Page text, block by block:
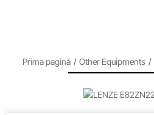
Prima pagină / Other Equipments /